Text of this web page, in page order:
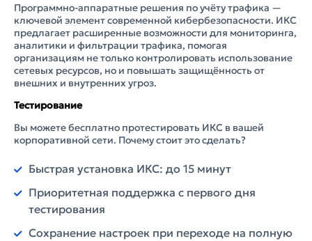
Программно-аппаратные решения по учёту трафика —
ключевой элемент современной кибербезопасности. ИКС
предлагает расширенные возможности для мониторинга,
аналитики и фильтрации трафика, помогая
организациям не только контролировать использование
сетевых ресурсов, но и повышать защищённость от
внешних и внутренних угроз.
Тестирование
Вы можете бесплатно протестировать ИКС в вашей
корпоративной сети. Почему стоит это сделать?
Быстрая установка ИКС: до 15 минут
Приоритетная поддержка с первого дня
тестирования
Сохранение настроек при переходе на полную